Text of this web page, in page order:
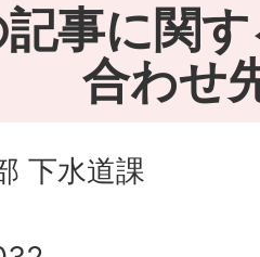
記事に関
合わせ
下水道課